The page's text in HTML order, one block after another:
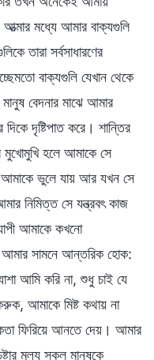
মধ্যে আমার বাক্যগুলি
তারা সর্বসাধারণের
বাক্যগুলি যেখান থেকে
বেদনার মাঝে আমার
দৃষ্টিপাত করে। শান্তির
হলে আমাকে সে
ভুলে যায় আর যখন সে
নিমিত্ত সে যন্ত্রবৎ কাজ
আমাকে কখনো
আমার সামনে আন্তরিক হোক:
আমি করি না, শুধু চাই যে
আমাকে মিষ্ট কথায় না
ফিরিয়ে আনতে দেয়। আমার
মূল্য সকল মানুষকে